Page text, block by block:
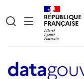
RÉPUBLIQUE
FRANÇAISE